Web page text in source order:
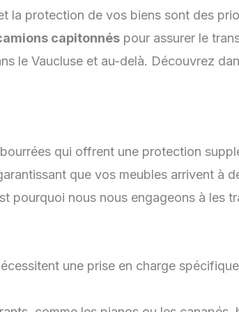
la protection de vos biens sont des
capitonnés pour assurer le
le Vaucluse et au-delà. Découvrez
qui offrent une protection
que vos meubles arrivent à
pourquoi nous nous engageons à les
une prise en charge